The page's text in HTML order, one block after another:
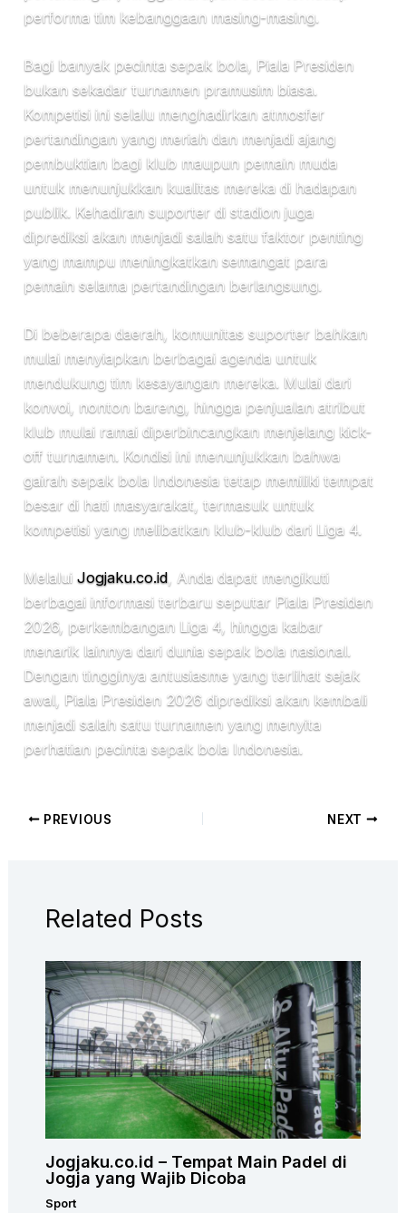
performa tim kebanggaan masing-masing.
Bagi banyak pecinta sepak bola, Piala Presiden
bukan sekadar turnamen pramusim biasa.
Kompetisi ini selalu menghadirkan atmosfer
pertandingan yang meriah dan menjadi ajang
pembuktian bagi klub maupun pemain muda
untuk menunjukkan kualitas mereka di hadapan
publik. Kehadiran suporter di stadion juga
diprediksi akan menjadi salah satu faktor penting
yang mampu meningkatkan semangat para
pemain selama pertandingan berlangsung.
Di beberapa daerah, komunitas suporter bahkan
mulai menyiapkan berbagai agenda untuk
mendukung tim kesayangan mereka. Mulai dari
konvoi, nonton bareng, hingga penjualan atribut
klub mulai ramai diperbincangkan menjelang kick-
off turnamen. Kondisi ini menunjukkan bahwa
gairah sepak bola Indonesia tetap memiliki tempat
besar di hati masyarakat, termasuk untuk
kompetisi yang melibatkan klub-klub dari Liga 4.
MelaluiJogjaku.co.id, Anda dapat mengikuti
berbagai informasi terbaru seputar Piala Presiden
2026, perkembangan Liga 4, hingga kabar
menarik lainnya dari dunia sepak bola nasional.
Dengan tingginya antusiasme yang terlihat sejak
awal, Piala Presiden 2026 diprediksi akan kembali
menjadi salah satu turnamen yang menyita
perhatian pecinta sepak bola Indonesia.
PREVIOUS NEXT
Related Posts
Jogjaku.co.id – Tempat Main Padel di
Jogja yang Wajib Dicoba
Sport